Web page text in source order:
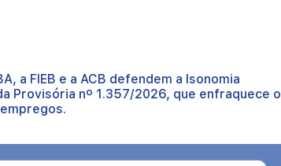
a FIEB e a ACB defendem a Isonomia
Provisória nº 1.357/2026, que enfraquece o